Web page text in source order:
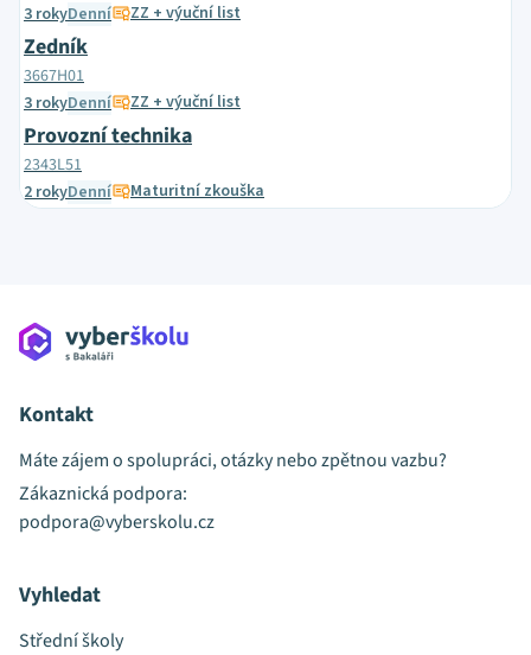
3 rokyDenní ZZ + výuční list
Zedník
3667H01
3 rokyDenní ZZ + výuční list
Provozní technika
2343L51
2 rokyDenní Maturitní zkouška
Kontakt
Máte zájem o spolupráci, otázky nebo zpětnou vazbu?
Zákaznická podpora:
podpora@vyberskolu.cz
Vyhledat
Střední školy